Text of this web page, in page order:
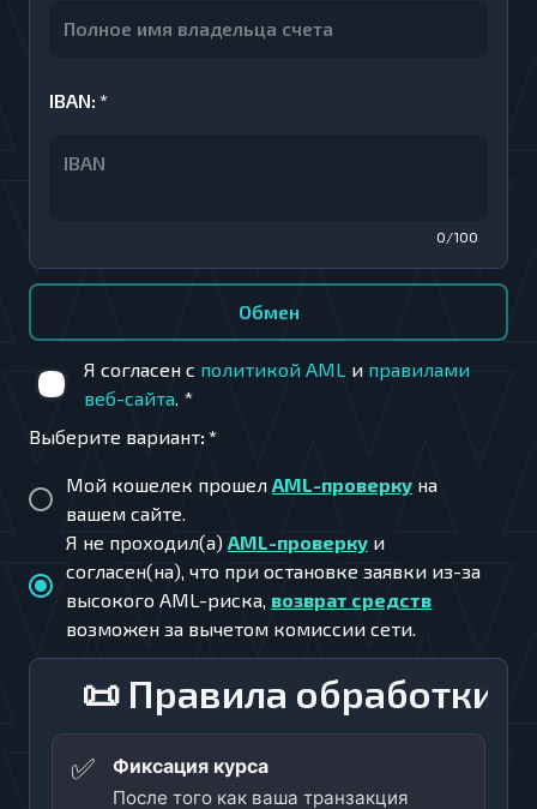
📜 Правила обработки
✅
Фиксация курса
После того как ваша транзакция
Я согласен с политикой AML и правилами
веб-сайта. *
Выберите вариант: *
Мой кошелек прошел AML-проверку на
вашем сайте.
Я не проходил(а) AML-проверку и
согласен(на), что при остановке заявки из-за
высокого AML-риска, возврат средств
возможен за вычетом комиссии сети.
Обмен
IBAN: *
0/100